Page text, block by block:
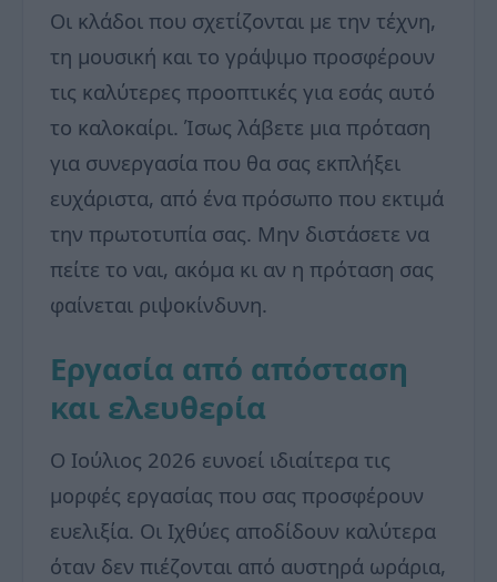
Οι κλάδοι που σχετίζονται με την τέχνη,
τη μουσική και το γράψιμο προσφέρουν
τις καλύτερες προοπτικές για εσάς αυτό
το καλοκαίρι. Ίσως λάβετε μια πρόταση
για συνεργασία που θα σας εκπλήξει
ευχάριστα, από ένα πρόσωπο που εκτιμά
την πρωτοτυπία σας. Μην διστάσετε να
πείτε το ναι, ακόμα κι αν η πρόταση σας
φαίνεται ριψοκίνδυνη.
Εργασία από απόσταση
και ελευθερία
Ο Ιούλιος 2026 ευνοεί ιδιαίτερα τις
μορφές εργασίας που σας προσφέρουν
ευελιξία. Οι Ιχθύες αποδίδουν καλύτερα
όταν δεν πιέζονται από αυστηρά ωράρια,